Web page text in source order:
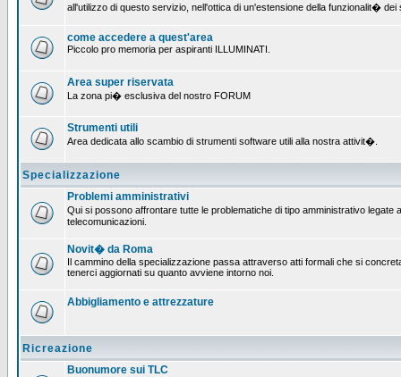
all'utilizzo di questo servizio, nell'ottica di un'estensione della funzionalit�
come accedere a quest'area
Piccolo pro memoria per aspiranti ILLUMINATI.
Area super riservata
La zona pi� esclusiva del nostro FORUM
Strumenti utili
Area dedicata allo scambio di strumenti software utili alla nostra attivit�.
Specializzazione
Problemi amministrativi
Qui si possono affrontare tutte le problematiche di tipo amministrativo
telecomunicazioni.
Novit� da Roma
Il cammino della specializzazione passa attraverso atti formali che si
tenerci aggiornati su quanto avviene intorno noi.
Abbigliamento e attrezzature
Ricreazione
Buonumore sui TLC